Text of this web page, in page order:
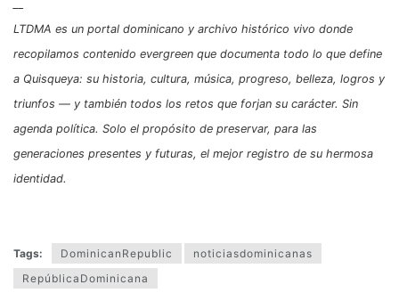
LTDMA es un portal dominicano y archivo histórico vivo donde
recopilamos contenido evergreen que documenta todo lo que define
a Quisqueya: su historia, cultura, música, progreso, belleza, logros y
triunfos — y también todos los retos que forjan su carácter. Sin
agenda política. Solo el propósito de preservar, para las
generaciones presentes y futuras, el mejor registro de su hermosa
identidad.
Tags: DominicanRepublic
noticiasdominicanas
RepúblicaDominicana